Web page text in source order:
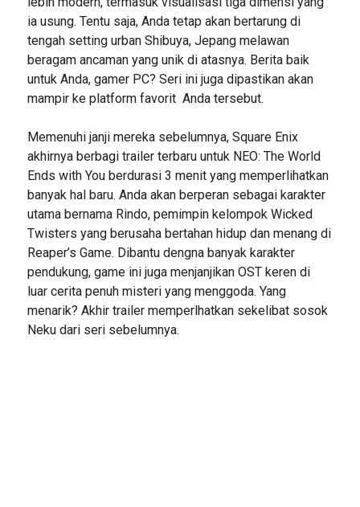
ia usung. Tentu saja, Anda tetap akan bertarung di
tengah setting urban Shibuya, Jepang melawan
beragam ancaman yang unik di atasnya. Berita baik
untuk Anda, gamer PC? Seri ini juga dipastikan akan
mampir ke platform favorit Anda tersebut.
Memenuhi janji mereka sebelumnya, Square Enix
akhirnya berbagi trailer terbaru untuk NEO: The World
Ends with You berdurasi 3 menit yang memperlihatkan
banyak hal baru. Anda akan berperan sebagai karakter
utama bernama Rindo, pemimpin kelompok Wicked
Twisters yang berusaha bertahan hidup dan menang di
Reaper’s Game. Dibantu dengna banyak karakter
pendukung, game ini juga menjanjikan OST keren di
luar cerita penuh misteri yang menggoda. Yang
menarik? Akhir trailer memperlhatkan sekelibat sosok
Neku dari seri sebelumnya.